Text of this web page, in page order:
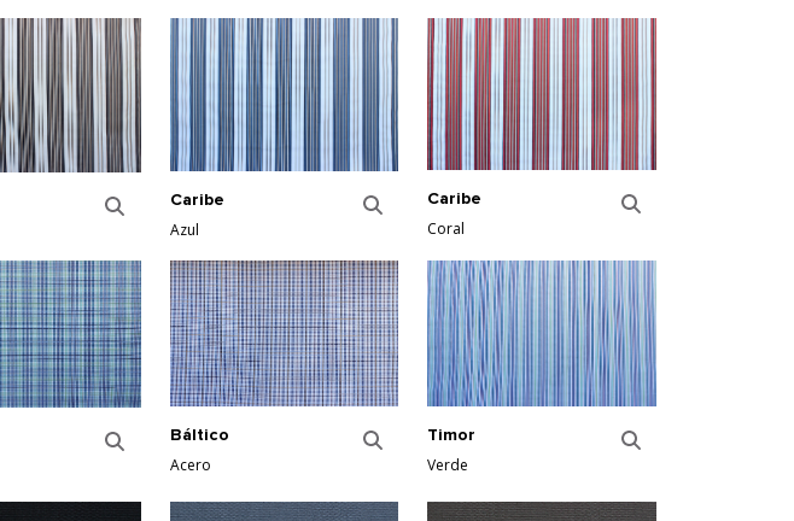
Caribe
Azul
Caribe
Coral
Báltico
Acero
Timor
Verde